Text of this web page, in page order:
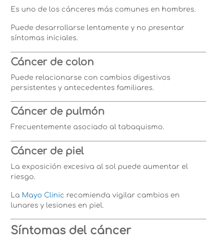
Es uno de los cánceres más comunes en hombres.
Puede desarrollarse lentamente y no presentar
síntomas iniciales.
Cáncer de colon
Puede relacionarse con cambios digestivos
persistentes y antecedentes familiares.
Cáncer de pulmón
Frecuentemente asociado al tabaquismo.
Cáncer de piel
La exposición excesiva al sol puede aumentar el
riesgo.
La Mayo Clinic recomienda vigilar cambios en
lunares y lesiones en piel.
Síntomas del cáncer